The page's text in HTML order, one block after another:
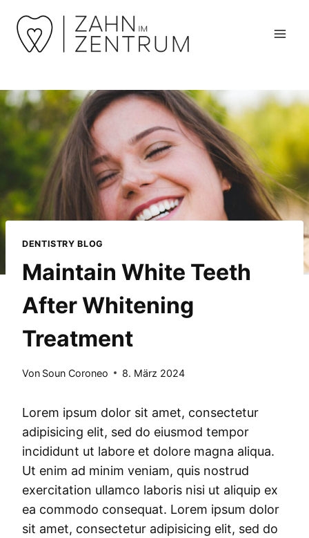
Inhalt
springen
DENTISTRY BLOG
Maintain White Teeth
After Whitening
Treatment
Von Soun Coroneo 8. März 2024
Lorem ipsum dolor sit amet, consectetur
adipisicing elit, sed do eiusmod tempor
incididunt ut labore et dolore magna aliqua.
Ut enim ad minim veniam, quis nostrud
exercitation ullamco laboris nisi ut aliquip ex
ea commodo consequat. Lorem ipsum dolor
sit amet, consectetur adipisicing elit, sed do